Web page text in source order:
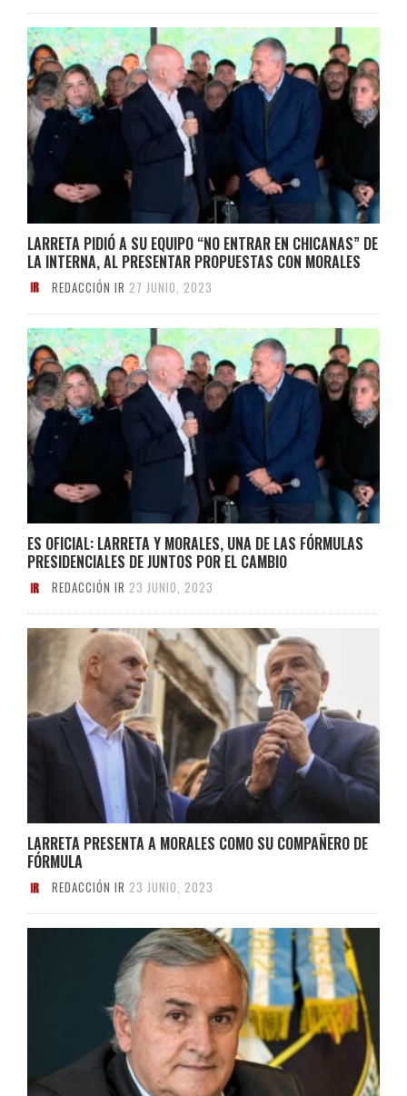
LARRETA PIDIÓ A SU EQUIPO “NO ENTRAR EN CHICANAS” DE
LA INTERNA, AL PRESENTAR PROPUESTAS CON MORALES
REDACCIÓN IR 27 JUNIO, 2023
ES OFICIAL: LARRETA Y MORALES, UNA DE LAS FÓRMULAS
PRESIDENCIALES DE JUNTOS POR EL CAMBIO
REDACCIÓN IR 23 JUNIO, 2023
LARRETA PRESENTA A MORALES COMO SU COMPAÑERO DE
FÓRMULA
REDACCIÓN IR 23 JUNIO, 2023